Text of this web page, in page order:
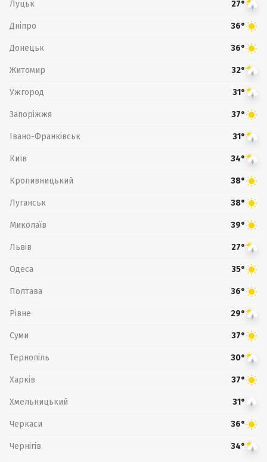
Луцьк 27°
Дніпро 36°
Донецьк 36°
Житомир 32°
Ужгород 31°
Запоріжжя 37°
Івано-Франківськ 31°
Київ 34°
Кропивницький 38°
Луганськ 38°
Миколаїв 39°
Львів 27°
Одеса 35°
Полтава 36°
Рівне 29°
Суми 37°
Тернопіль 30°
Харків 37°
Хмельницький 31°
Черкаси 36°
Чернігів 34°